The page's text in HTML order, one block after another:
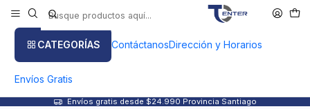
CATEGORÍAS ContáctanosDirección y Horarios
Envíos Gratis
Envíos gratis desde $24.990 Provincia Santiago